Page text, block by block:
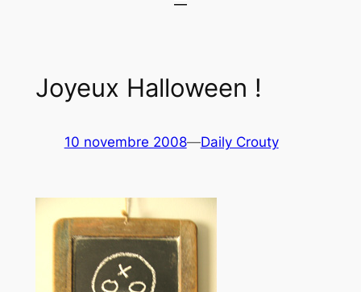
Joyeux Halloween !
10 novembre 2008—Daily Crouty